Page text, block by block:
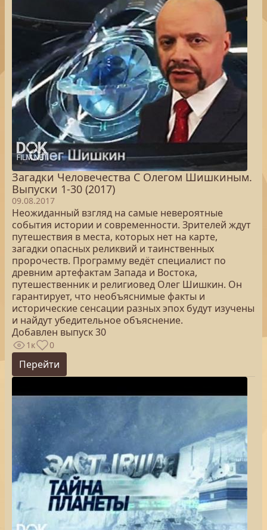
Загадки Человечества С Олегом Шишкиным.
Выпуски 1-30 (2017)
09.08.2017
Неожиданный взгляд на самые невероятные
события истории и современности. Зрителей ждут
путешествия в места, которых нет на карте,
загадки опасных реликвий и таинственных
пророчеств. Программу ведёт специалист по
древним артефактам Запада и Востока,
путешественник и религиовед Олег Шишкин. Он
гарантирует, что необъяснимые факты и
исторические сенсации разных эпох будут изучены
и найдут убедительное объяснение.
Добавлен выпуск 30
1к 0
Перейти